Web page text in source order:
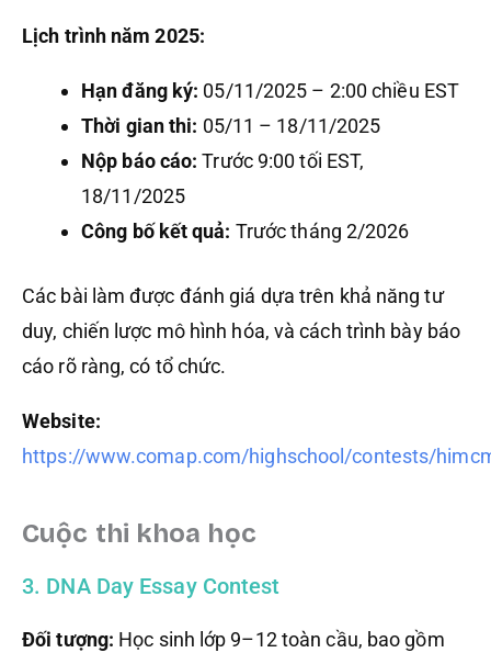
Lịch trình năm 2025:
Hạn đăng ký: 05/11/2025 – 2:00 chiều EST
Thời gian thi: 05/11 – 18/11/2025
Nộp báo cáo: Trước 9:00 tối EST,
18/11/2025
Công bố kết quả: Trước tháng 2/2026
Các bài làm được đánh giá dựa trên khả năng tư
duy, chiến lược mô hình hóa, và cách trình bày báo
cáo rõ ràng, có tổ chức.
Website:
https://www.comap.com/highschool/contests/
Cuộc thi khoa học
3. DNA Day Essay Contest
Đối tượng: Học sinh lớp 9–12 toàn cầu, bao gồm